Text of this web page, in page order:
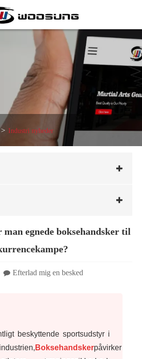
Industri nyheder
egnede boksehandsker til
Efterlad mig en besked
beskyttende sportsudstyr i
Boksehandskerpåvirker